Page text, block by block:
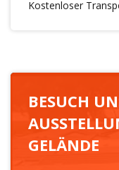
Kostenloser
BESUCH
GELÄNDE